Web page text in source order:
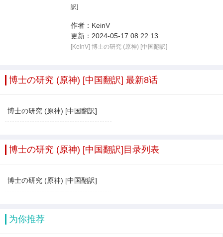
訳]
作者： KeinV
更新： 2024-05-17 08:22:13
[KeinV] 博士の研究 (原神) [中国翻訳]
博士の研究 (原神) [中国翻訳] 最新8话
博士の研究 (原神) [中国翻訳]
博士の研究 (原神) [中国翻訳]目录列表
博士の研究 (原神) [中国翻訳]
为你推荐